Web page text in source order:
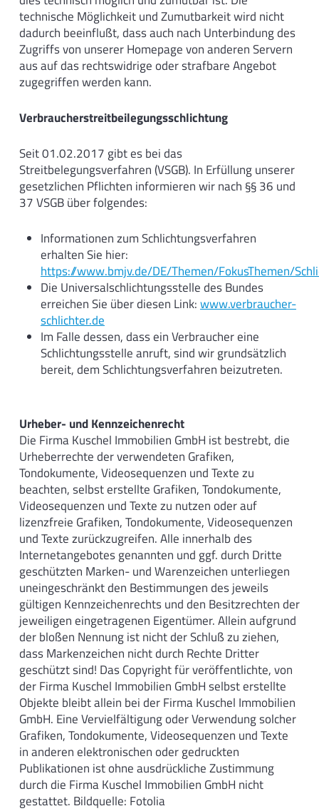
technische Möglichkeit und Zumutbarkeit wird nicht
dadurch beeinflußt, dass auch nach Unterbindung des
Zugriffs von unserer Homepage von anderen Servern
aus auf das rechtswidrige oder strafbare Angebot
zugegriffen werden kann.
Verbraucherstreitbeilegungsschlichtung
Seit 01.02.2017 gibt es bei das
Streitbelegungsverfahren (VSGB). In Erfüllung unserer
gesetzlichen Pflichten informieren wir nach §§ 36 und
37 VSGB über folgendes:
Informationen zum Schlichtungsverfahren
erhalten Sie hier:
https://www.bmjv.de/DE/Themen/FokusThemen/
Die Universalschlichtungsstelle des Bundes
erreichen Sie über diesen Link:www.verbraucher-
schlichter.de
Im Falle dessen, dass ein Verbraucher eine
Schlichtungsstelle anruft, sind wir grundsätzlich
bereit, dem Schlichtungsverfahren beizutreten.
Urheber- und Kennzeichenrecht
Die Firma Kuschel Immobilien GmbH ist bestrebt, die
Urheberrechte der verwendeten Grafiken,
Tondokumente, Videosequenzen und Texte zu
beachten, selbst erstellte Grafiken, Tondokumente,
Videosequenzen und Texte zu nutzen oder auf
lizenzfreie Grafiken, Tondokumente, Videosequenzen
und Texte zurückzugreifen. Alle innerhalb des
Internetangebotes genannten und ggf. durch Dritte
geschützten Marken- und Warenzeichen unterliegen
uneingeschränkt den Bestimmungen des jeweils
gültigen Kennzeichenrechts und den Besitzrechten der
jeweiligen eingetragenen Eigentümer. Allein aufgrund
der bloßen Nennung ist nicht der Schluß zu ziehen,
dass Markenzeichen nicht durch Rechte Dritter
geschützt sind! Das Copyright für veröffentlichte, von
der Firma Kuschel Immobilien GmbH selbst erstellte
Objekte bleibt allein bei der Firma Kuschel Immobilien
GmbH. Eine Vervielfältigung oder Verwendung solcher
Grafiken, Tondokumente, Videosequenzen und Texte
in anderen elektronischen oder gedruckten
Publikationen ist ohne ausdrückliche Zustimmung
durch die Firma Kuschel Immobilien GmbH nicht
gestattet. Bildquelle: Fotolia